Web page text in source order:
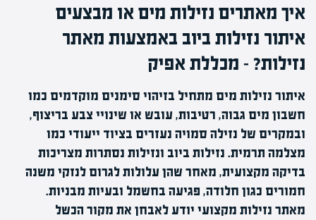
איך מאתרים נזילות מים או מבצעים
איתור נזילות ביוב באמצעות מאתר
נזילות? – מכללת אפיק
איתור נזילות מים מתחיל בזיהוי סימנים מוקדמים כמו
חשבון מים גבוה, רטיבות, עובש או שינויי צבע בריצוף,
ובמקרים של נזילה סמויה נעזרים בציוד ייעודי כמו
מצלמה תרמית. נזילות ביוב ונזילות נסתרות מצריכות
בדיקה מקצועית, מאחר שהן עלולות לגרום לנזקי משנה
חמורים כגון חלודה, פגיעה בחשמל ובעיות מבניות.
מאתר נזילות מקצועי יודע לאבחן את מקור הכשל